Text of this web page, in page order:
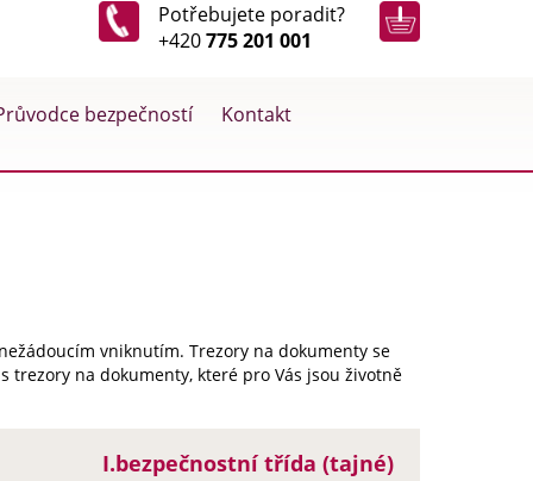
Potřebujete poradit?
+420775 201 001
bezpečností Kontakt
vniknutím. Trezory na dokumenty se
na dokumenty, které pro Vás jsou životně
I.bezpečnostní třída (tajné)